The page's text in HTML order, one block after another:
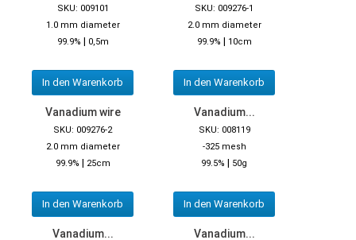
SKU: 009101
1.0 mm diameter
99.9% | 0,5m
In den Warenkorb
SKU: 009276-1
2.0 mm diameter
99.9% | 10cm
In den Warenkorb
Vanadium wire
SKU: 009276-2
2.0 mm diameter
99.9% | 25cm
In den Warenkorb
Vanadium...
SKU: 008119
-325 mesh
99.5% | 50g
In den Warenkorb
Vanadium... Vanadium...